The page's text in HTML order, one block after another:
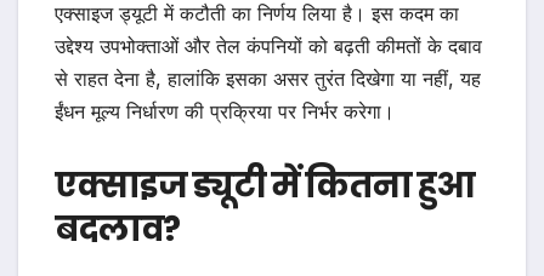
एक्साइज ड्यूटी में कटौती का निर्णय लिया है। इस कदम का
उद्देश्य उपभोक्ताओं और तेल कंपनियों को बढ़ती कीमतों के दबाव
से राहत देना है, हालांकि इसका असर तुरंत दिखेगा या नहीं, यह
ईंधन मूल्य निर्धारण की प्रक्रिया पर निर्भर करेगा।
एक्साइज ड्यूटी में कितना हुआ
बदलाव?